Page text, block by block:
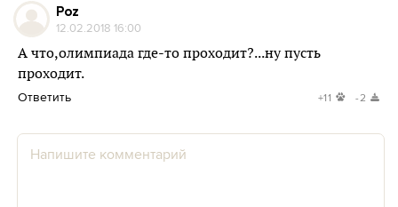
Poz
12.02.2018 16:00
А что,олимпиада где-то проходит?...ну пусть
проходит.
Ответить +11 -2